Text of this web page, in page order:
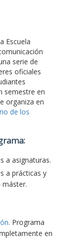
Escuela
serie de
oficiales
semestre en
organiza en
de los
a asignaturas.
a prácticas y
Programa
en